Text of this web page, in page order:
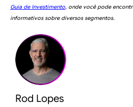
Guia de Investimento, onde você pode
informativos sobre diversos segmentos.
Rod Lopes